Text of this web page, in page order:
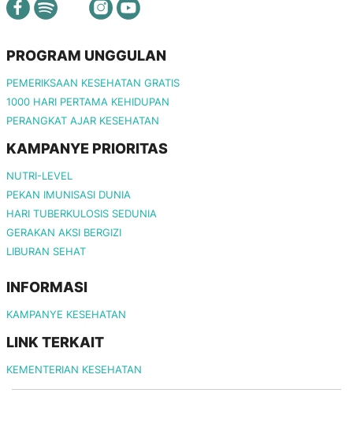
PROGRAM UNGGULAN
PEMERIKSAAN KESEHATAN GRATIS
1000 HARI PERTAMA KEHIDUPAN
PERANGKAT AJAR KESEHATAN
KAMPANYE PRIORITAS
NUTRI-LEVEL
PEKAN IMUNISASI DUNIA
HARI TUBERKULOSIS SEDUNIA
GERAKAN AKSI BERGIZI
LIBURAN SEHAT
INFORMASI
KAMPANYE KESEHATAN
LINK TERKAIT
KEMENTERIAN KESEHATAN